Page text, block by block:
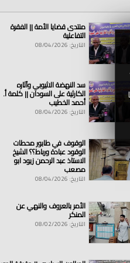
منتدى قضايا الأمة || الفقرة
التفاعلية
التاريخ: 08/04/2026
سد النهضة الاثيوبي وآثاره
الكارثية على السودان || كلمة أ.
أحمد الخطيب
التاريخ: 08/04/2026
الوقوف في طابور محطات
الوقود عبادة ورباط؟؟ الشيخ
الاستاذ عبد الرحمن زيود ابو
مصعب
التاريخ: 08/04/2026
الأمر بالعروف والنهي عن
المنكر
التاريخ: 08/02/2026